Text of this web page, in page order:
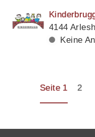
4144
Keine
Seite 1 2